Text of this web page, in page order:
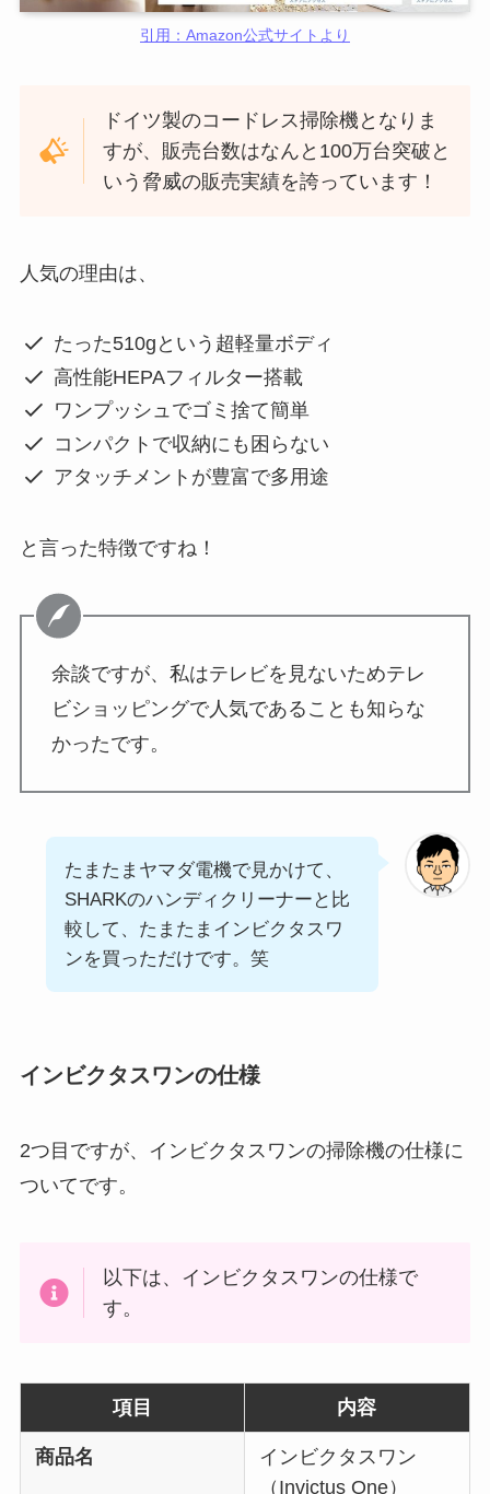
引用：Amazon公式サイトより
ドイツ製のコードレス掃除機となりま
すが、販売台数はなんと100万台突破と
いう脅威の販売実績を誇っています！
人気の理由は、
たった510gという超軽量ボディ
高性能HEPAフィルター搭載
ワンプッシュでゴミ捨て簡単
コンパクトで収納にも困らない
アタッチメントが豊富で多用途
と言った特徴ですね！
余談ですが、私はテレビを見ないためテレ
ビショッピングで人気であることも知らな
かったです。
たまたまヤマダ電機で見かけて、
SHARKのハンディクリーナーと比
較して、たまたまインビクタスワ
ンを買っただけです。笑
インビクタスワンの仕様
2つ目ですが、インビクタスワンの掃除機の仕様に
ついてです。
以下は、インビクタスワンの仕様で
す。
項目 内容
商品名
インビクタスワン
（Invictus One）